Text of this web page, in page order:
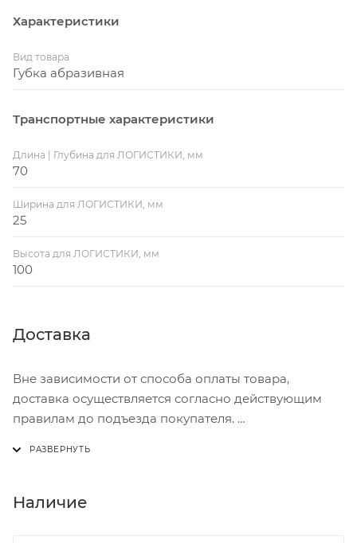
Характеристики
Вид товара
Губка абразивная
Транспортные характеристики
Длина | Глубина для ЛОГИСТИКИ, мм
70
Ширина для ЛОГИСТИКИ, мм
25
Высота для ЛОГИСТИКИ, мм
100
Доставка
Вне зависимости от способа оплаты товара,
доставка осуществляется согласно действующим
правилам до подъезда покупателя.
В субботу с 8:00 до 15:00
Наличие